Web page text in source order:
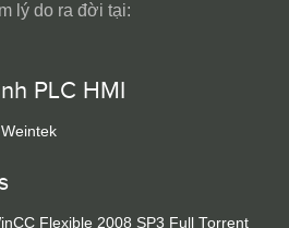
lý do ra đời tại:
PLC HMI
Flexible 2008 SP3 Full Torrent